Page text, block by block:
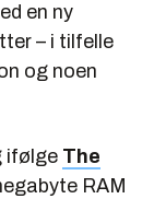
en ny
– i tilfelle
og noen
ifølge The
RAM